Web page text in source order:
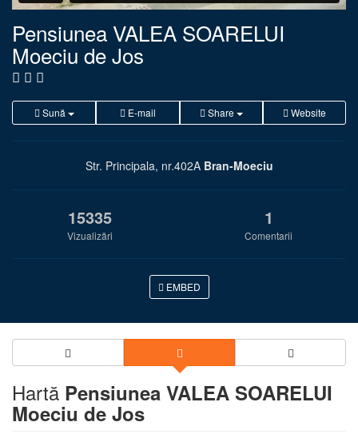
Pensiunea VALEA SOARELUI
Moeciu de Jos
Sună E-mail Share Website
Str. Principala, nr.402A Bran-Moeciu
15335
Vizualizări
1
Comentarii
EMBED
Hartă Pensiunea VALEA SOARELUI
Moeciu de Jos
Reguli de confidentialitate